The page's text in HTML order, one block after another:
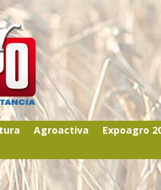
Agroactiva Expoagro